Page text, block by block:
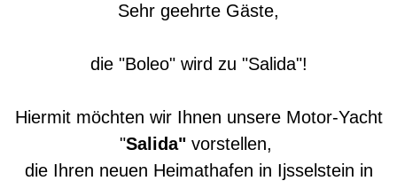
Sehr geehrte Gäste,
die "Boleo" wird zu "Salida"!
Hiermit möchten wir Ihnen unsere Motor-Yacht
"Salida" vorstellen,
die Ihren neuen Heimathafen in Ijsselstein in